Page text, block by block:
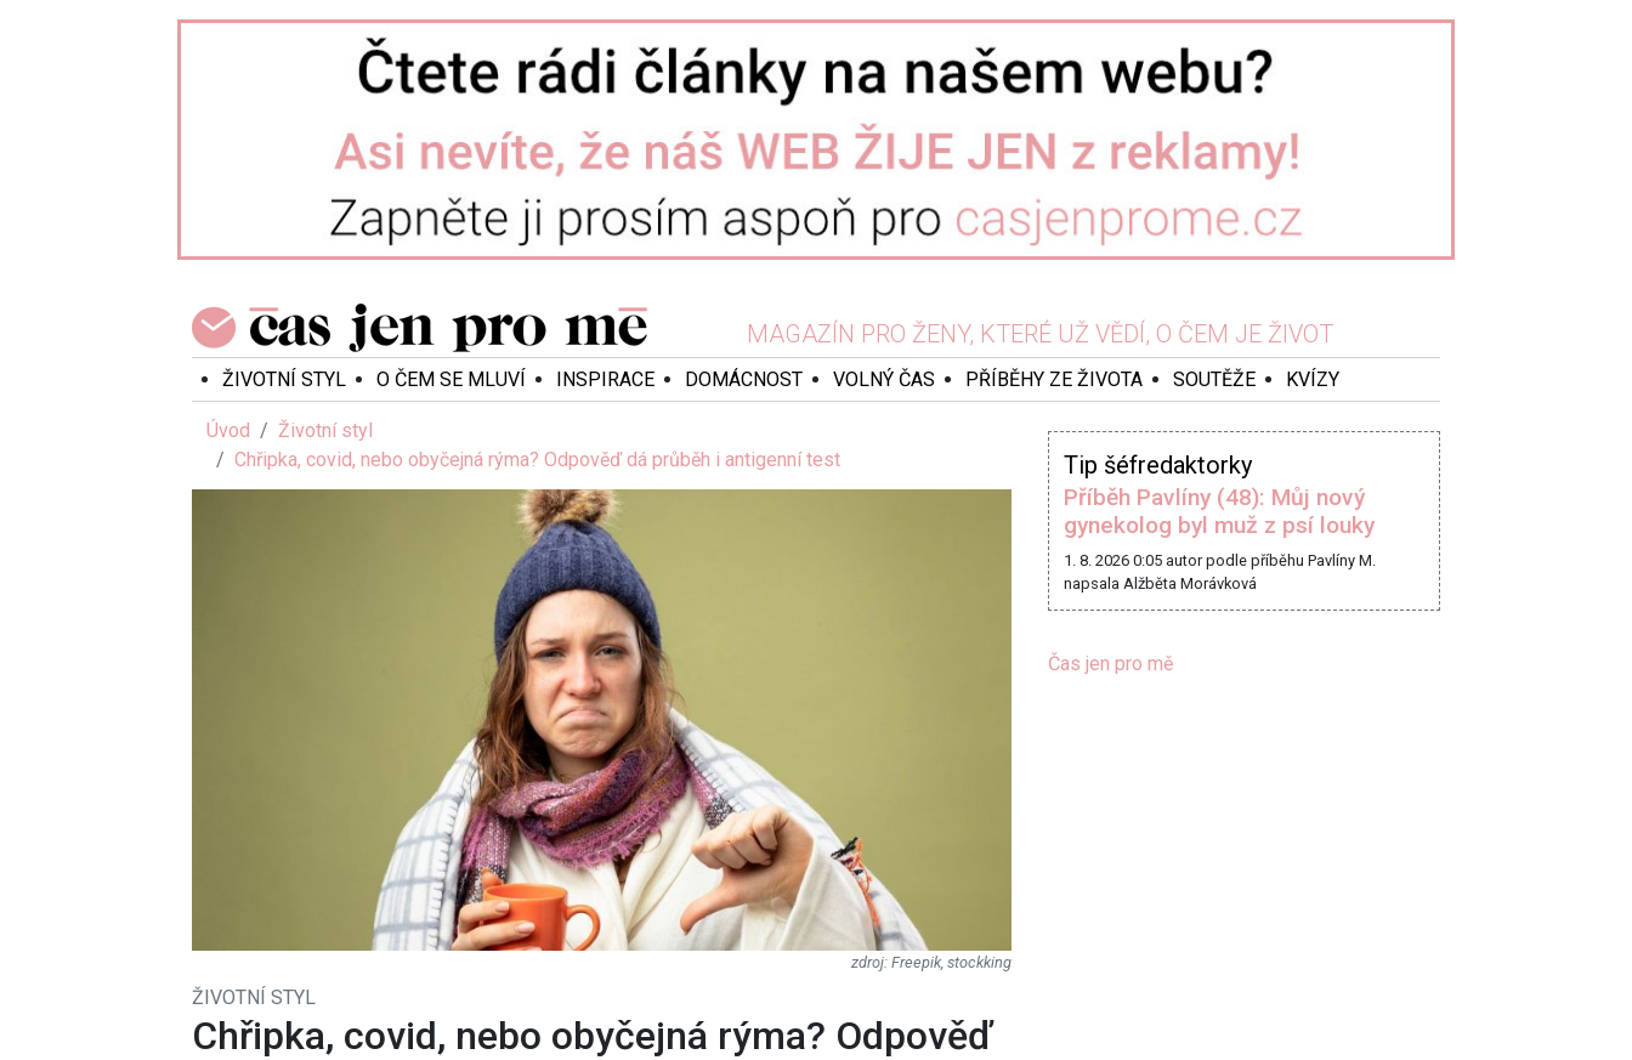
MAGAZÍN PRO ŽENY, KTERÉ UŽ VĚDÍ, O ČEM JE ŽIVOT
ŽIVOTNÍ STYL O ČEM SE MLUVÍ INSPIRACE DOMÁCNOST VOLNÝ ČAS PŘÍBĚHY ZE ŽIVOTA SOUTĚŽE KVÍZY
Úvod
Životní styl
Chřipka, covid, nebo obyčejná rýma? Odpověď dá průběh i antigenní test
Freepik, stockking
ŽIVOTNÍ STYL
Chřipka, covid, nebo obyčejná rýma? Odpověď
Tip šéfredaktorky
Příběh Pavlíny (48): Můj nový
gynekolog byl muž z psí louky
1. 8. 2026 0:05 autor podle příběhu Pavlíny M.
napsala Alžběta Morávková
Čas jen pro mě